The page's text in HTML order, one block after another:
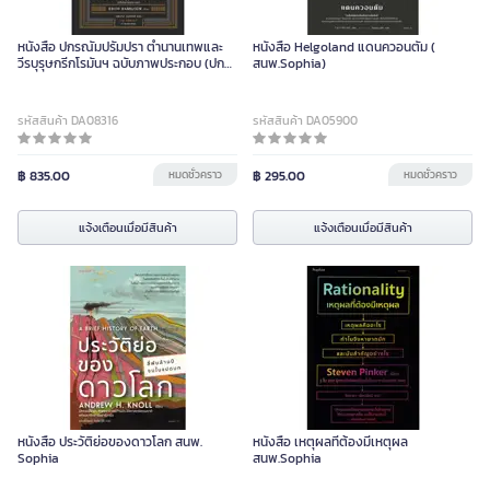
หนังสือ ปกรณัมปรัมปรา ตำนานเทพและ
วีรบุรุษกรีกโรมันฯ ฉบับภาพประกอบ (ปก
รหัสสินค้า DA08316
฿ 835.00 หมดชั่วคราว
แจ้งเตือนเมื่อมีสินค้า
หนังสือ Helgoland แดนควอนตัม (
สนพ.Sophia)
รหัสสินค้า DA05900
฿ 295.00 หมดชั่วคราว
แจ้งเตือนเมื่อมีสินค้า
หนังสือ ประวัติย่อของดาวโลก สนพ.
Sophia
หนังสือ เหตุผลที่ต้องมีเหตุผล
สนพ.Sophia